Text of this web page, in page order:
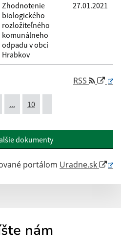
Zhodnotenie
biologického
rozložiteľného
komunálneho
odpadu v obci
Hrabkov
27.01.2021
RSS
... 10
dokumenty
portálom Uradne.sk
nám